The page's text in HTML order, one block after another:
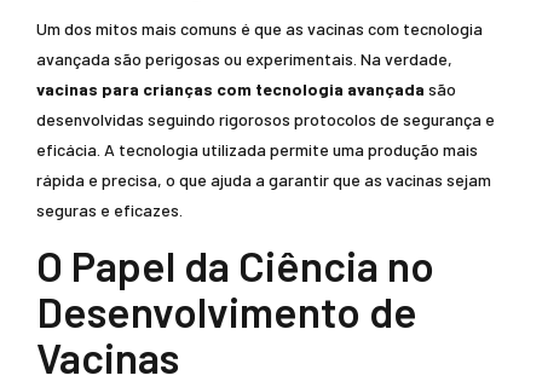
Um dos mitos mais comuns é que as vacinas com tecnologia
avançada são perigosas ou experimentais. Na verdade,
vacinas para crianças com tecnologia avançada são
desenvolvidas seguindo rigorosos protocolos de segurança e
eficácia. A tecnologia utilizada permite uma produção mais
rápida e precisa, o que ajuda a garantir que as vacinas sejam
seguras e eficazes.
O Papel da Ciência no
Desenvolvimento de
Vacinas